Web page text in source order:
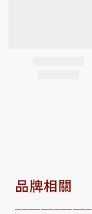
品牌相關
————————————